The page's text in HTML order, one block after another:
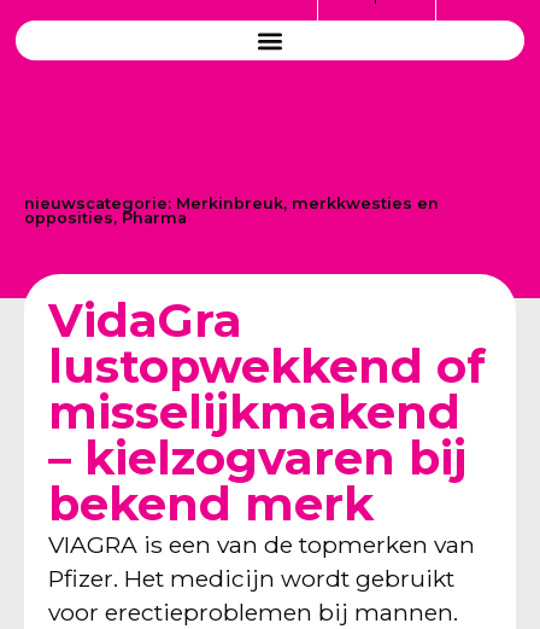
nieuwscategorie: Merkinbreuk, merkkwesties en
opposities, Pharma
VidaGra
lustopwekkend of
misselijkmakend
– kielzogvaren bij
bekend merk
VIAGRA is een van de topmerken van
Pfizer. Het medicijn wordt gebruikt
voor erectieproblemen bij mannen.